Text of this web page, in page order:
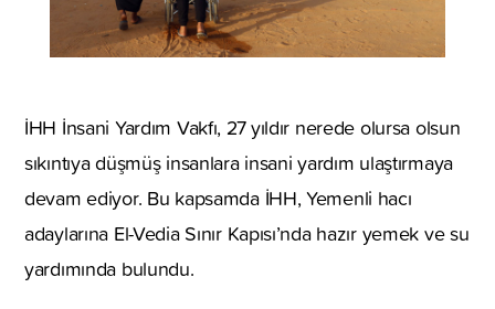
İHH İnsani Yardım Vakfı, 27 yıldır nerede olursa olsun
sıkıntıya düşmüş insanlara insani yardım ulaştırmaya
devam ediyor. Bu kapsamda İHH, Yemenli hacı
adaylarına El-Vedia Sınır Kapısı’nda hazır yemek ve su
yardımında bulundu.